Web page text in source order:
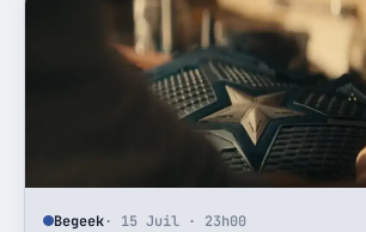
Begeek· 15 Juil · 23h00